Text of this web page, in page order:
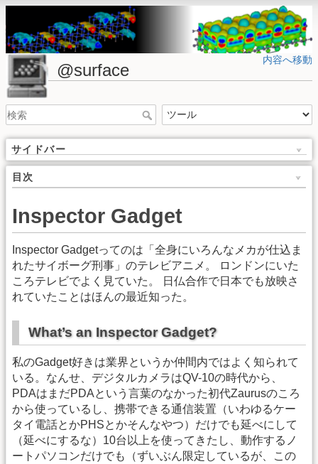
内容へ移動
@surface
サイドバー
目次
Inspector Gadget
Inspector Gadgetってのは「全身にいろんなメカが仕込ま
れたサイボーグ刑事」のテレビアニメ。 ロンドンにいた
ころテレビでよく見ていた。 日仏合作で日本でも放映さ
れていたことはほんの最近知った。
What’s an Inspector Gadget?
私のGadget好きは業界というか仲間内ではよく知られて
いる。なんせ、デジタルカメラはQV-10の時代から、
PDAはまだPDAという言葉のなかった初代Zaurusのころ
から使っているし、携帯できる通信装置（いわゆるケー
タイ電話とかPHSとかそんなやつ）だけでも延べにして
（延べにするな）10台以上を使ってきたし、動作するノ
ートパソコンだけでも（ずいぶん限定しているが、この